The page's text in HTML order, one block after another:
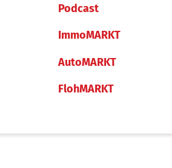
Podcast
ImmoMARKT
AutoMARKT
FlohMARKT